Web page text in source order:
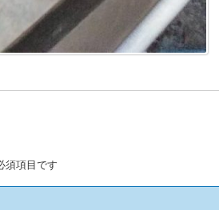
須項目です